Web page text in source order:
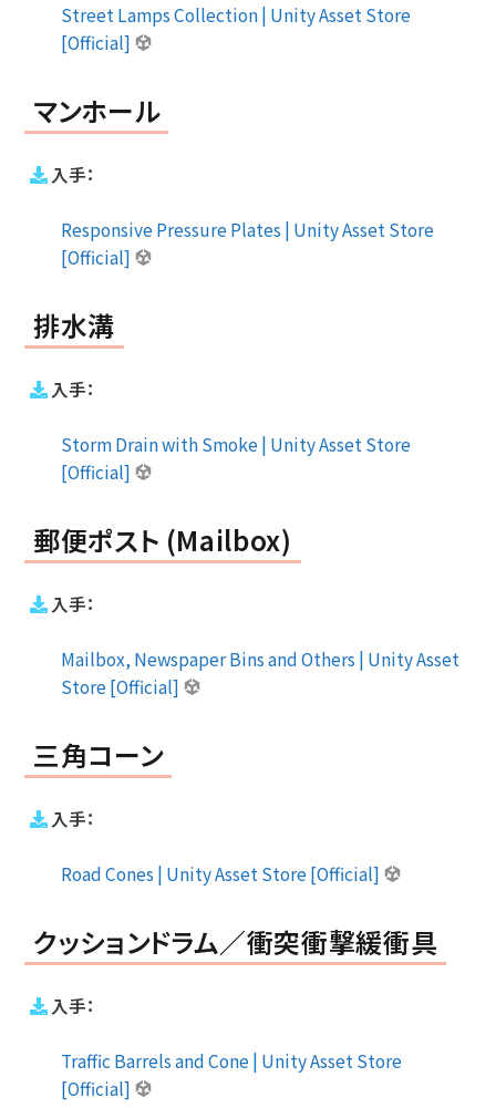
Street Lamps Collection | Unity Asset Store
[Official]
マンホール
入手：
Responsive Pressure Plates | Unity Asset Store
[Official]
排水溝
入手：
Storm Drain with Smoke | Unity Asset Store
[Official]
郵便ポスト (Mailbox)
入手：
Mailbox, Newspaper Bins and Others | Unity Asset
Store [Official]
三角コーン
入手：
Road Cones | Unity Asset Store [Official]
クッションドラム／衝突衝撃緩衝具
入手：
Traffic Barrels and Cone | Unity Asset Store
[Official]